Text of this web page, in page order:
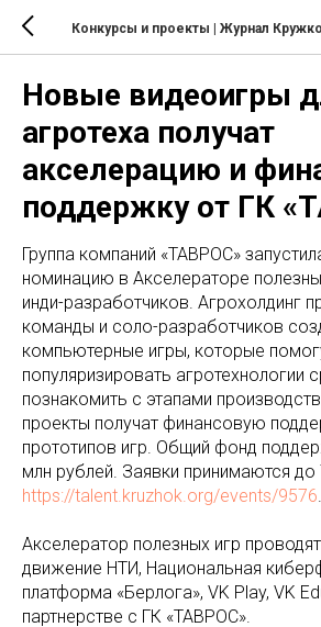
Конкурсы и проекты | Журнал
Новые видеоигры
агротеха получат
акселерацию и
поддержку от ГК
Группа компаний «ТАВРОС»
номинацию в Акселераторе
инди-разработчиков. Агрохолдинг
команды и соло-разработчиков
компьютерные игры, которые
популяризировать агротехнологии
познакомить с этапами
проекты получат финансовую
прототипов игр. Общий фонд
млн рублей. Заявки принимаются до
https://talent.kruzhok.org/events/9576.
Акселератор полезных игр
движение НТИ, Национальная
платформа «Берлога», VK Play, VK
партнерстве с ГК «ТАВРОС».